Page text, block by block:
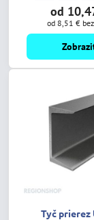
od
od 8,51 €
Tyč prierez